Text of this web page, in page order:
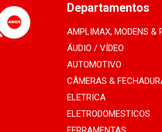
Departamentos
AMPLIMAX, MODENS &
ÁUDIO / VÍDEO
AUTOMOTIVO
CÂMERAS &
ELETRICA
ELETRODOMESTICOS